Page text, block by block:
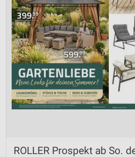
ROLLER Prospekt ab So.